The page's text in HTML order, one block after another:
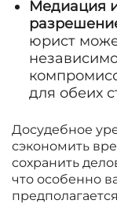
Медиация
юрист
для обеих
Досудебное
сэкономить
сохранить
что особенно